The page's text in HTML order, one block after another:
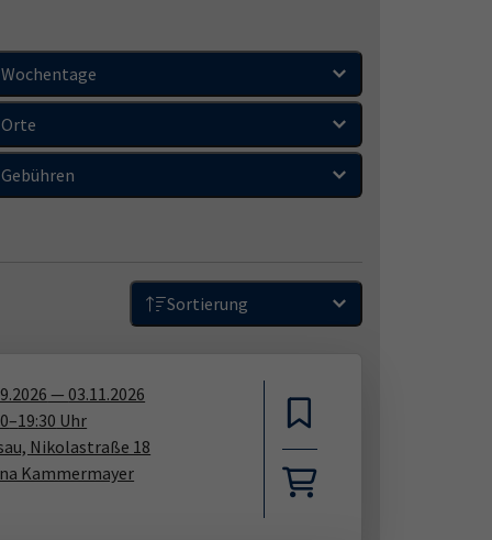
Wochentage
Orte
Gebühren
Sortierung
— 03.11.2026
–19:30 Uhr
Nikolastraße 18
Kammermayer